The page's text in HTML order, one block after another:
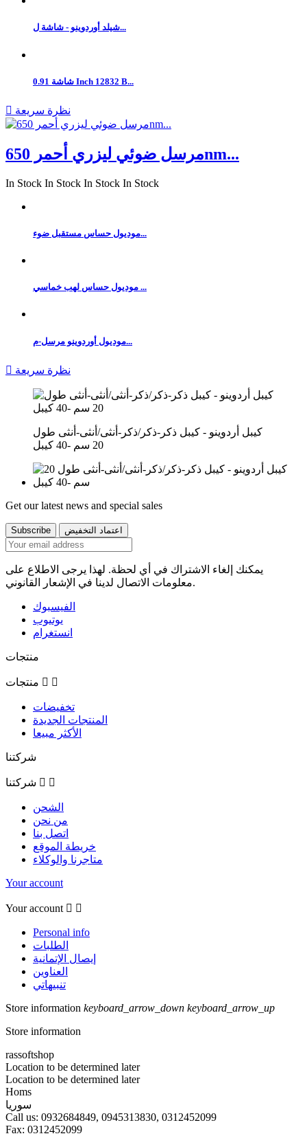
شيلد أوردوينو - شاشة ل...
شاشة 0.91 Inch 12832 B...
 نظرة سريعة
مرسل ضوئي ليزري أحمر 650nm...
In Stock In Stock In Stock In Stock
موديول حساس مستقبل ضوء...
موديول حساس لهب خماسي ...
موديول أوردوينو مرسل-م...
 نظرة سريعة
كيبل أردوينو - كيبل ذكر-ذكر/ذكر-أنثى/أنثى-أنثى طول
20 سم -40 كيبل
Get our latest news and special sales
يمكنك إلغاء الاشتراك في أي لحظة. لهذا يرجى الاطلاع على
معلومات الاتصال لدينا في الإشعار القانوني.
الفيسبوك
يوتيوب
انستغرام
منتجات
منتجات  
تخفيضات
المنتجات الجديدة
الأكثر مبيعا
شركتنا
شركتنا  
الشحن
من نحن
اتصل بنا
خريطة الموقع
متاجرنا والوكلاء
Your account
Your account  
Personal info
الطلبات
إيصال الإتمانية
العناوين
تنبيهاتي
Store information keyboard_arrow_down keyboard_arrow_up
Store information
rassoftshop
Location to be determined later
Location to be determined later
Homs
سوريا
Call us: 0932684849, 0945313830, 0312452099
Fax: 0312452099